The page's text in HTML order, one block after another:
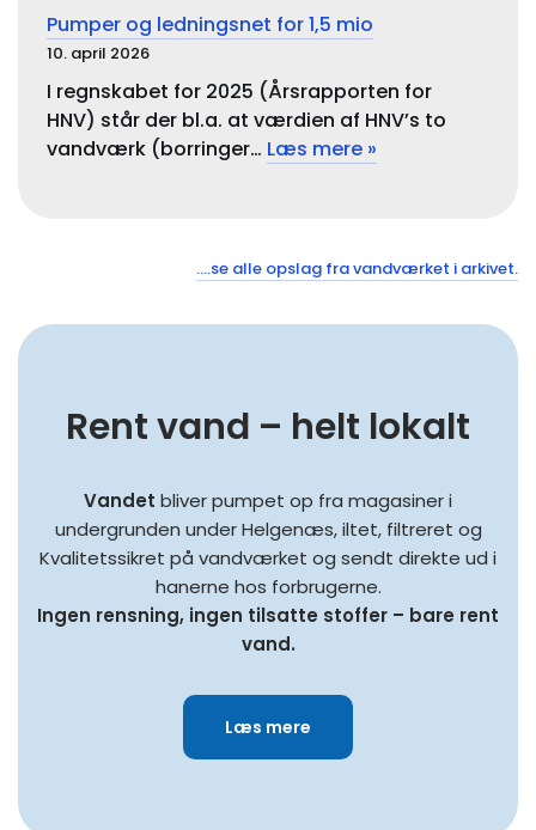
Pumper og ledningsnet for 1,5 mio
10. april 2026
I regnskabet for 2025 (Årsrapporten for
HNV) står der bl.a. at værdien af HNV’s to
vandværk (borringer… Læs mere »
….se alle opslag fra vandværket i arkivet.
Rent vand – helt lokalt
Vandet bliver pumpet op fra magasiner i
undergrunden under Helgenæs, iltet, filtreret og
Kvalitetssikret på vandværket og sendt direkte ud i
hanerne hos forbrugerne.
Ingen rensning, ingen tilsatte stoffer – bare rent
vand.
Læs mere